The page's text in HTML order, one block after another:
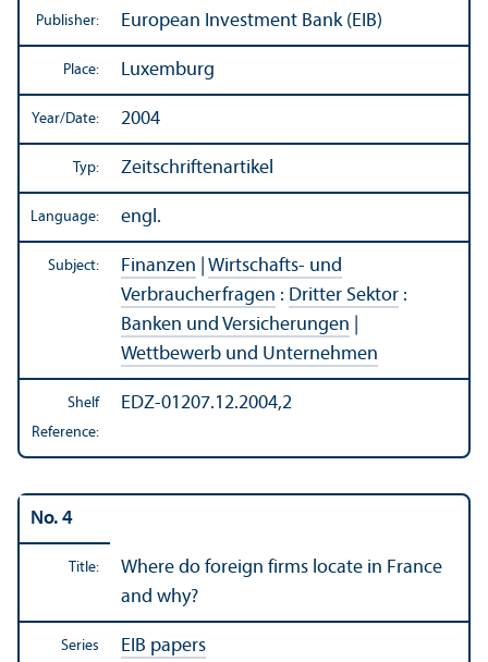
Publisher: European Investment Bank (EIB)
Place: Luxemburg
Year/Date: 2004
Typ: Zeitschriftenartikel
Language: engl.
Subject: Finanzen
Wirtschafts- und
Verbraucherfragen : Dritter Sektor :
Banken und Versicherungen
Wettbewerb und Unternehmen
Shelf
Reference:
EDZ-01207.12.2004,2
No. 4
Title:
Where do foreign firms locate in France
and why?
Series
EIB papers